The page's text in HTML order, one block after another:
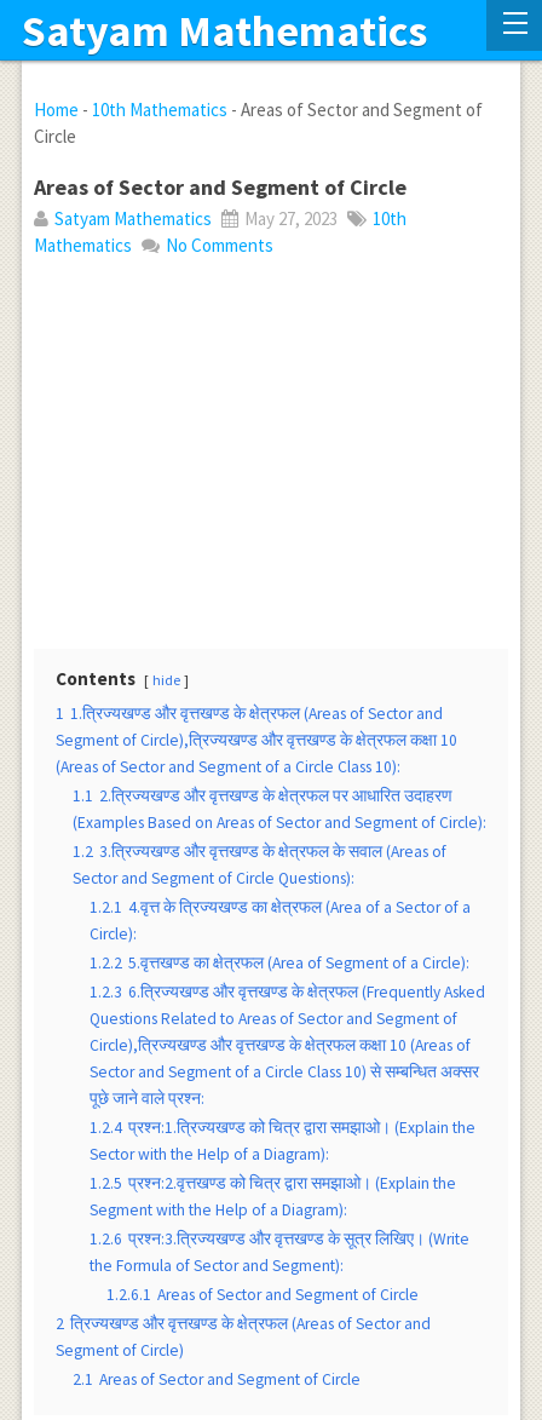
Satyam Mathematics
Home - 10th Mathematics - Areas of Sector and Segment of
Circle
Areas of Sector and Segment of Circle
Satyam Mathematics May 27, 2023
10th
Mathematics
No Comments
Contents hide
1 1.त्रिज्यखण्ड और वृत्तखण्ड के क्षेत्रफल (Areas of Sector and
Segment of Circle),त्रिज्यखण्ड और वृत्तखण्ड के क्षेत्रफल कक्षा 10
(Areas of Sector and Segment of a Circle Class 10):
1.1 2.त्रिज्यखण्ड और वृत्तखण्ड के क्षेत्रफल पर आधारित उदाहरण
(Examples Based on Areas of Sector and Segment of Circle):
1.2 3.त्रिज्यखण्ड और वृत्तखण्ड के क्षेत्रफल के सवाल (Areas of
Sector and Segment of Circle Questions):
1.2.1 4.वृत्त के त्रिज्यखण्ड का क्षेत्रफल (Area of a Sector of a
Circle):
1.2.2 5.वृत्तखण्ड का क्षेत्रफल (Area of Segment of a Circle):
1.2.3 6.त्रिज्यखण्ड और वृत्तखण्ड के क्षेत्रफल (Frequently Asked
Questions Related to Areas of Sector and Segment of
Circle),त्रिज्यखण्ड और वृत्तखण्ड के क्षेत्रफल कक्षा 10 (Areas of
Sector and Segment of a Circle Class 10) से सम्बन्धित अक्सर
पूछे जाने वाले प्रश्न:
1.2.4 प्रश्न:1.त्रिज्यखण्ड को चित्र द्वारा समझाओ। (Explain the
Sector with the Help of a Diagram):
1.2.5 प्रश्न:2.वृत्तखण्ड को चित्र द्वारा समझाओ। (Explain the
Segment with the Help of a Diagram):
1.2.6 प्रश्न:3.त्रिज्यखण्ड और वृत्तखण्ड के सूत्र लिखिए। (Write
the Formula of Sector and Segment):
1.2.6.1 Areas of Sector and Segment of Circle
2 त्रिज्यखण्ड और वृत्तखण्ड के क्षेत्रफल (Areas of Sector and
Segment of Circle)
2.1 Areas of Sector and Segment of Circle